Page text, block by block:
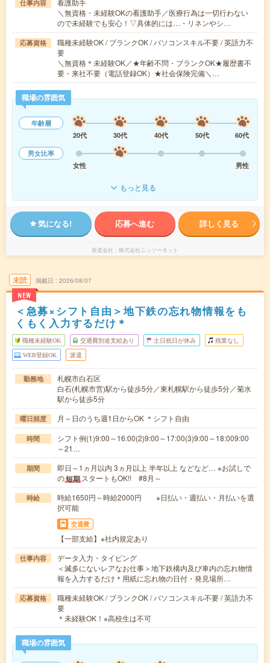
仕事内容
看護助手
＼無資格・未経験OKの看護助手／医療行為は一切行わない
ので未経験でも安心！▽具体的には…・リネンやシ…
応募資格
職種未経験OK / ブランクOK / パソコンスキル不要 / 英語力不
要
＼無資格＊未経験OK／★年齢不問・ブランクOK★履歴書不
要・来社不要（電話登録OK）★社会保険完備＼…
職場の雰囲気
年齢層
20代
30代 40代 50代
60代
男女比率
女性
男性
もっと見る
気になる! 応募へ進む 詳しく見る
派遣会社 株式会社ニッソーネット
未読
NEW
掲載日 2026/08/07
＜急募×シフト自由＞地下鉄の忘れ物情報をも
くもく入力するだけ＊
職種未経験OK 交通費別途支給あり 土日祝日が休み 残業なし
WEB登録OK 派遣
勤務地
札幌市白石区
白石(札幌市営)駅から徒歩5分／東札幌駅から徒歩5分／菊水
駅から徒歩5分
曜日頻度 月～日のうち週1日からOK ＊シフト自由
時間
シフト例(1)9:00～16:00(2)9:00～17:00(3)9:00～18:009:00
～21…
期間
即日～1ヵ月以内 3ヵ月以上 半年以上 などなど… ※お試しで
の短期 スタートもOK!! #8月～
時給
時給1650円～時給2000円 ※日払い・週払い・月払いを選
択可能
交通費
【一部支給】※社内規定あり
仕事内容
データ入力・タイピング
＜滅多にないレアなお仕事＞地下鉄構内及び車内の忘れ物情
報を入力するだけ＊用紙に忘れ物の日付・発見場所…
応募資格
職種未経験OK / ブランクOK / パソコンスキル不要 / 英語力不
要
＊未経験OK！※高校生は不可
職場の雰囲気